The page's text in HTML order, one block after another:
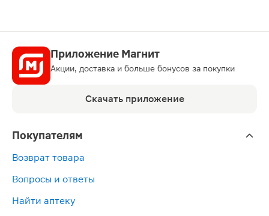
Приложение Магнит
Акции, доставка и больше бонусов за покупки
Скачать приложение
Покупателям
Возврат товара
Вопросы и ответы
Найти аптеку